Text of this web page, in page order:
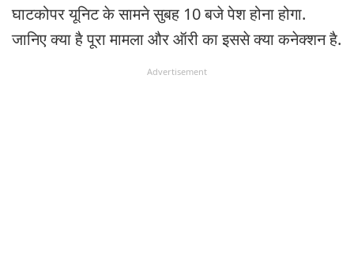
घाटकोपर यूनिट के सामने सुबह 10 बजे पेश होना होगा.
जानिए क्या है पूरा मामला और ऑरी का इससे क्या कनेक्शन है.
Advertisement